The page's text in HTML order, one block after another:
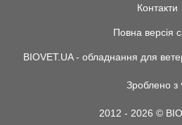
Контакти
Повна версія
BIOVET.UA - обладнання для
Зроблено з
2012 - 2026 ©